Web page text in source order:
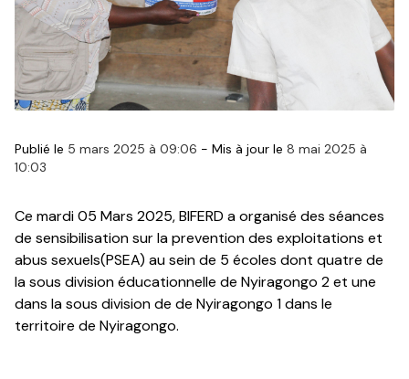
Publié le 5 mars 2025 à 09:06 - Mis à jour le 8 mai 2025 à
10:03
Ce mardi 05 Mars 2025, BIFERD a organisé des séances
de sensibilisation sur la prevention des exploitations et
abus sexuels(PSEA) au sein de 5 écoles dont quatre de
la sous division éducationnelle de Nyiragongo 2 et une
dans la sous division de de Nyiragongo 1 dans le
territoire de Nyiragongo.